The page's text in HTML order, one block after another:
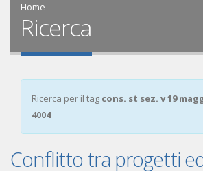
Home
Ricerca
Ricerca per il tag cons. st sez. v 19
4004
Conflitto tra progetti